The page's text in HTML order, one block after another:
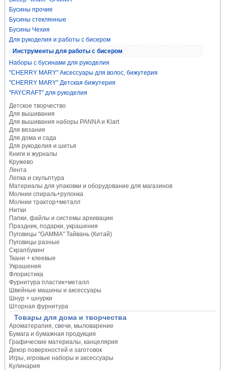
Бусины прочие
Бусины стеклянные
Бусины Чехия
Для рукоделия и работы с бисером
Инструменты для работы с бисером
Наборы с бусинами для рукоделия
"CHERRY MARY" Аксессуары для волос, бижутерия
"CHERRY MARY" Детская бижутерия
"FAYCRAFT" для рукоделия
Детское творчество
Для вышивания
Для вышивания наборы PANNA и Klart
Для вязания
Для дома и сада
Для рукоделия и шитья
Книги и журналы
Кружево
Лента
Лепка и скульптура
Материалы для упаковки и оборудование для магазинов
Молнии спираль+рулонка
Молнии трактор+металл
Нитки
Папки, файлы и системы архивации
Праздник, подарки, украшения
Пуговицы "GAMMA" Тайвань (Китай)
Пуговицы разные
Скрапбукинг
Ткани + клеевые
Украшения
Флористика
Фурнитура пластик+металл
Швейные машины и аксессуары
Шнур + шнурки
Шторная фурнитура
Товары для дома и творчества
Ароматерапия, свечи, мыловарение
Бумага и бумажная продукция
Графические материалы, канцелярия
Декор поверхностей и заготовок
Игры, игровые наборы и аксессуары
Кулинария